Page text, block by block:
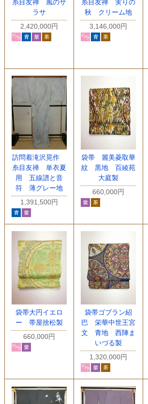
糸目友禅 風のサ
ラサ
2,420,000円
糸目友禅 実りの
秋 クリーム地
3,146,000円
訪問着滝沢晃作
糸目友禅 単衣夏
用 五線譜と音
符 薄グレー地
1,391,500円
袋帯 麗美菱取華
紋 黒地 百綾苑
大庭製
660,000円
袋帯大円イエロ
ー 帯屋捨松製
660,000円
袋帯ゴブラン紹
巴 栄華中世王宮
文 青地 西陣ま
いづる製
1,320,000円